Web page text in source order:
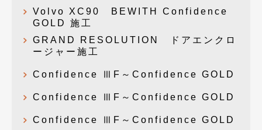
Volvo XC90 BEWITH Confidence
GOLD 施工
GRAND RESOLUTION ドアエンクロ
ージャー施工
Confidence ⅢF～Confidence GOLD
Confidence ⅢF～Confidence GOLD
Confidence ⅢF～Confidence GOLD